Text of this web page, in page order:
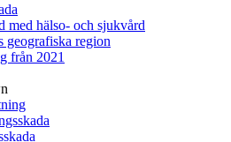
med hälso- och sjukvård
geografiska region
från 2021